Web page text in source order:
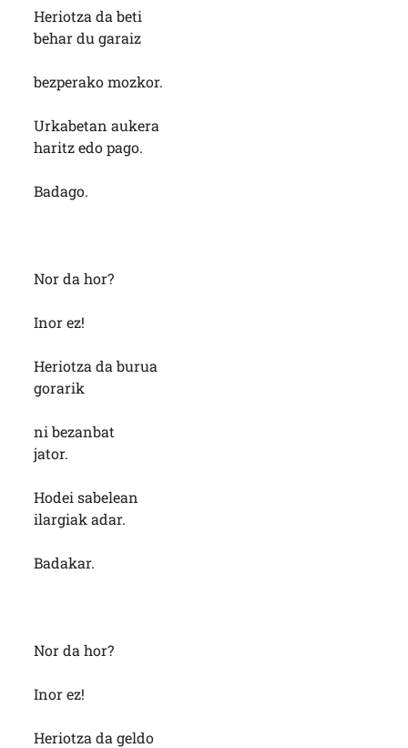
Heriotza da beti
behar du garaiz
bezperako mozkor.
Urkabetan aukera
haritz edo pago.
Badago.
Nor da hor?
Inor ez!
Heriotza da burua
gorarik
ni bezanbat
jator.
Hodei sabelean
ilargiak adar.
Badakar.
Nor da hor?
Inor ez!
Heriotza da geldo